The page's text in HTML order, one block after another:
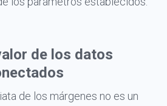
de los datos
de los márgenes no es un